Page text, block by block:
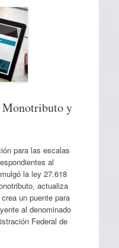
Monotributo y
para las escalas
al
la ley 27.618
actualiza
un puente para
al denominado
Federal de